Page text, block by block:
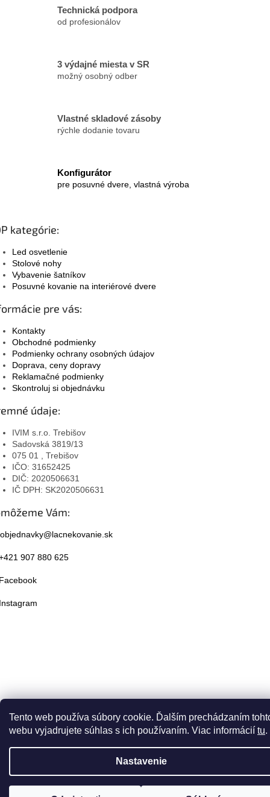
Tento web používa súbory cookie. Ďalším prechádzaním
webu vyjadrujete súhlas s ich používaním. Viac informácií tu.
Nastavenie
ý
p
Technická podpora
od profesionálov
3 výdajné miesta v SR
možný osobný odber
Vlastné skladové zásoby
rýchle dodanie tovaru
Konfigurátor
pre posuvné dvere, vlastná výroba
kategórie:
Led osvetlenie
Stolové nohy
Vybavenie šatníkov
Posuvné kovanie na interiérové dvere
pre vás:
Kontakty
Obchodné podmienky
Podmienky ochrany osobných údajov
Doprava, ceny dopravy
Reklamačné podmienky
Skontroluj si objednávku
údaje:
IVIM s.r.o. Trebišov
Sadovská 3819/13
075 01 , Trebišov
IČO: 31652425
DIČ: 2020506631
IČ DPH: SK2020506631
Vám:
objednavky@lacnekovanie.sk
907 880 625